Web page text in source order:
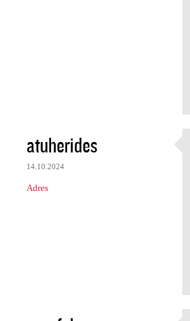
atuherides
14.10.2024
Adres